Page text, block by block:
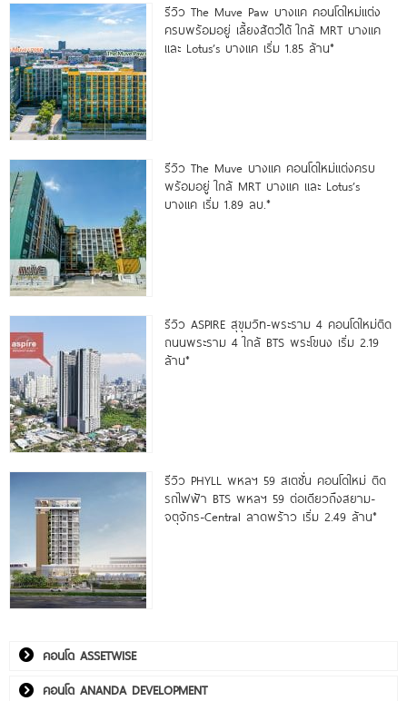
รีวิว The Muve Paw บางแค คอนโดใหม่แต่ง
ครบพร้อมอยู่ เลี้ยงสัตว์ได้ ใกล้ MRT บางแค
และ Lotus’s บางแค เริ่ม 1.85 ล้าน*
รีวิว The Muve บางแค คอนโดใหม่แต่งครบ
พร้อมอยู่ ใกล้ MRT บางแค และ Lotus’s
บางแค เริ่ม 1.89 ลบ.*
รีวิว ASPIRE สุขุมวิท-พระราม 4 คอนโดใหม่ติด
ถนนพระราม 4 ใกล้ BTS พระโขนง เริ่ม 2.19
ล้าน*
รีวิว PHYLL พหลฯ 59 สเตชั่น คอนโดใหม่ ติด
รถไฟฟ้า BTS พหลฯ 59 ต่อเดียวถึงสยาม-
จตุจักร-Central ลาดพร้าว เริ่ม 2.49 ล้าน*
คอนโด ASSETWISE
คอนโด ANANDA DEVELOPMENT